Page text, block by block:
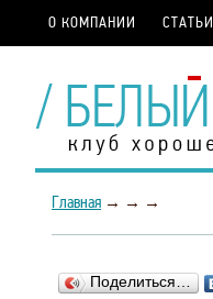
О КОМПАНИИ СТАТЬИ
Главная → → →
Поделиться…